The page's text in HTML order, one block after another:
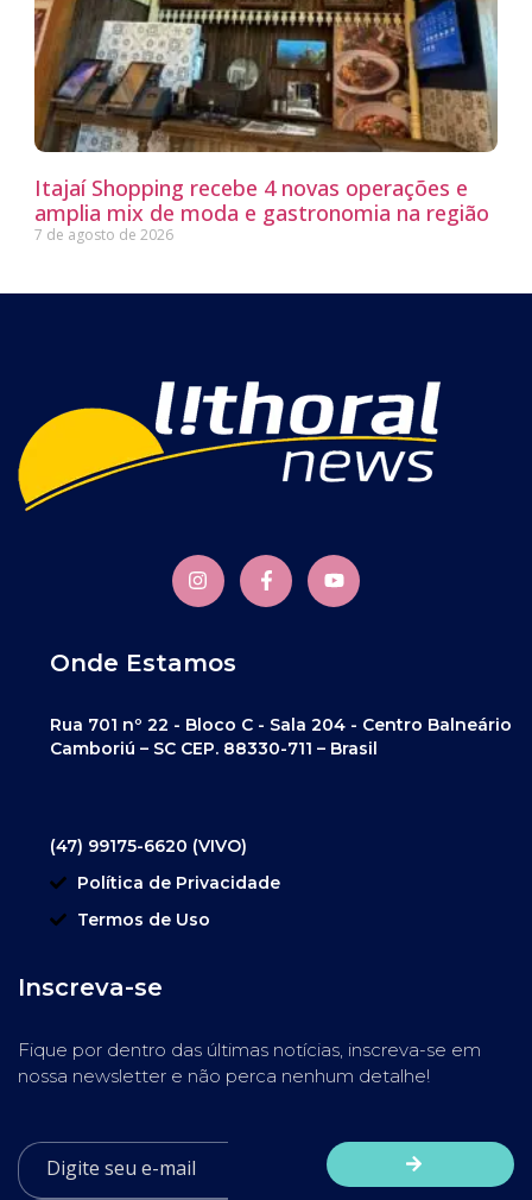
Itajaí Shopping recebe 4 novas operações e
amplia mix de moda e gastronomia na região
7 de agosto de 2026
Onde Estamos
Rua 701 nº 22 - Bloco C - Sala 204 - Centro Balneário
Camboriú – SC CEP. 88330-711 – Brasil
(47) 99175-6620 (VIVO)
Política de Privacidade
Termos de Uso
Inscreva-se
Fique por dentro das últimas notícias, inscreva-se em
nossa newsletter e não perca nenhum detalhe!